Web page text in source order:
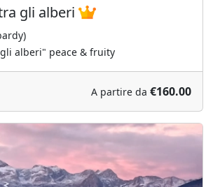
gli alberi
alberi" peace & fruity
A partire da €160.00